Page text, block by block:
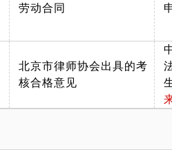
劳动合同
北京市律师协会出具的考
核合格意见